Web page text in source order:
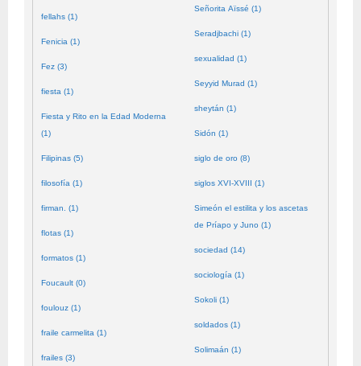
fellahs (1)
Fenicia (1)
Fez (3)
fiesta (1)
Fiesta y Rito en la Edad Moderna
(1)
Filipinas (5)
filosofía (1)
firman. (1)
flotas (1)
formatos (1)
Foucault (0)
foulouz (1)
fraile carmelita (1)
frailes (3)
Señorita Aïssé (1)
Seradjbachi (1)
sexualidad (1)
Seyyid Murad (1)
sheytán (1)
Sidón (1)
siglo de oro (8)
siglos XVI-XVIII (1)
Simeón el estilita y los ascetas
de Príapo y Juno (1)
sociedad (14)
sociología (1)
Sokoli (1)
soldados (1)
Solimaán (1)